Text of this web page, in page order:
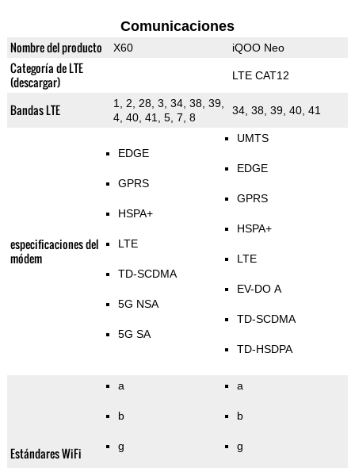
Comunicaciones
Nombre del producto X60 iQOO Neo
Categoría de LTE
(descargar)
LTE CAT12
Bandas LTE
1, 2, 28, 3, 34, 38, 39,
4, 40, 41, 5, 7, 8
34, 38, 39, 40, 41
especificaciones del
módem
EDGE
GPRS
HSPA+
LTE
TD-SCDMA
5G NSA
5G SA
UMTS
EDGE
GPRS
HSPA+
LTE
EV-DO A
TD-SCDMA
TD-HSDPA
Estándares WiFi
a
b
g
a
b
g